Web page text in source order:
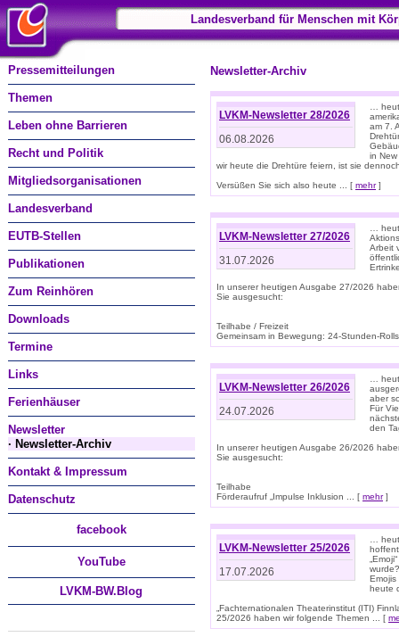
Landesverband für Menschen mit
Pressemitteilungen
Themen
Leben ohne Barrieren
Recht und Politik
Mitgliedsorganisationen
Landesverband
EUTB-Stellen
Publikationen
Zum Reinhören
Downloads
Termine
Links
Ferienhäuser
Newsletter
· Newsletter-Archiv
Kontakt & Impressum
Datenschutz
facebook
YouTube
LVKM-BW.Blog
Newsletter-Archiv
LVKM-Newsletter 28/2026
06.08.2026
…
am 7.
in
wir heute die Drehtüre feiern, ist sie
Versüßen Sie sich also heute ... [ mehr]
LVKM-Newsletter 27/2026
31.07.2026
…
Arbeit
In unserer heutigen Ausgabe 27/2026
Sie ausgesucht:
Teilhabe / Freizeit
Gemeinsam in Bewegung: 24-Stunden-
LVKM-Newsletter 26/2026
24.07.2026
…
aber
Für
den
In unserer heutigen Ausgabe 26/2026
Sie ausgesucht:
Teilhabe
Förderaufruf „Impulse Inklusion ... [ mehr]
LVKM-Newsletter 25/2026
17.07.2026
…
Emojis
heute
„Fachternationalen Theaterinstitut (ITI)
25/2026 haben wir folgende Themen ... [